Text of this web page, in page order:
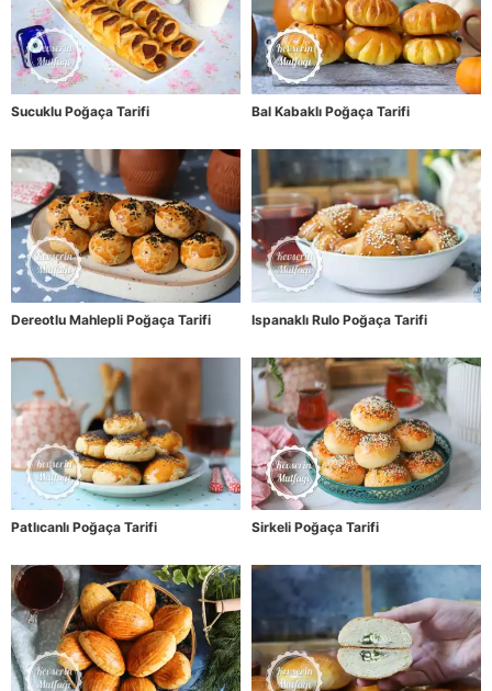
Sucuklu Poğaça Tarifi Bal Kabaklı Poğaça Tarifi
Dereotlu Mahlepli Poğaça Tarifi Ispanaklı Rulo Poğaça Tarifi
Patlıcanlı Poğaça Tarifi Sirkeli Poğaça Tarifi